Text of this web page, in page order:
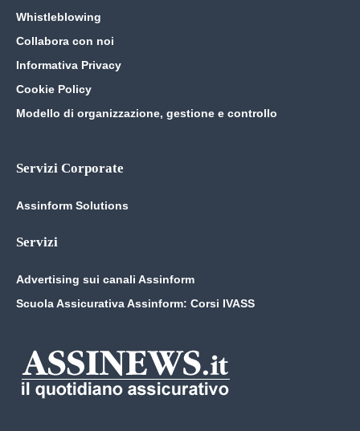
Whistleblowing
Collabora con noi
Informativa Privacy
Cookie Policy
Modello di organizzazione, gestione e controllo
Servizi Corporate
Assinform Solutions
Servizi
Advertising sui canali Assinform
Scuola Assicurativa Assinform: Corsi IVASS